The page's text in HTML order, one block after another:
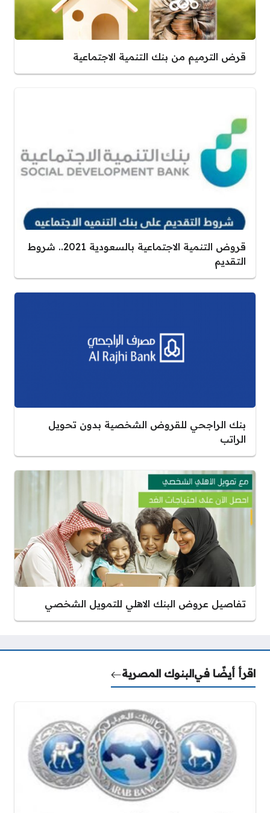
قرض الترميم من بنك التنمية الاجتماعية
قروض التنمية الاجتماعية بالسعودية 2021.. شروط
التقديم
بنك الراجحي للقروض الشخصية بدون تحويل
الراتب
تفاصيل عروض البنك الاهلي للتمويل الشخصي
اقرأ أيضًا فيالبنوك المصرية